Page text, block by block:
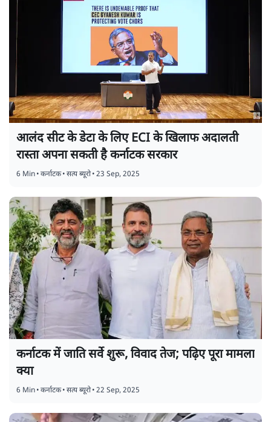
आलंद सीट के डेटा के लिए ECI के खिलाफ अदालती
रास्ता अपना सकती है कर्नाटक सरकार
6 Min•कर्नाटक•सत्य ब्यूरो•23 Sep, 2025
कर्नाटक में जाति सर्वे शुरू, विवाद तेज; पढ़िए पूरा मामला
क्या
6 Min•कर्नाटक•सत्य ब्यूरो•22 Sep, 2025